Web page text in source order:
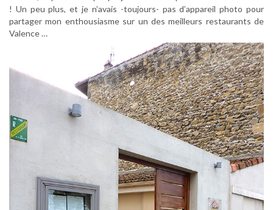
! Un peu plus, et je n’avais -toujours- pas d’appareil photo pour
partager mon enthousiasme sur un des meilleurs restaurants de
Valence …